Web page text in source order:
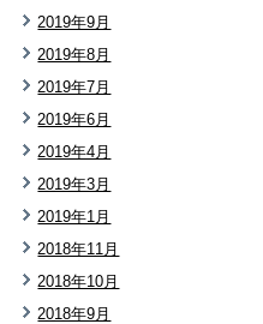
2019年9月
2019年8月
2019年7月
2019年6月
2019年4月
2019年3月
2019年1月
2018年11月
2018年10月
2018年9月